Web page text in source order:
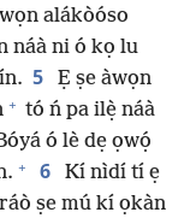
alákòóso
náà ni ó kọ lu
5
Ẹ ṣe àwọn
+ tó ń pa ilẹ̀ náà
ó lè dẹ ọwọ́
+ 6
Kí nìdí tí ẹ
ṣe mú kí ọkàn